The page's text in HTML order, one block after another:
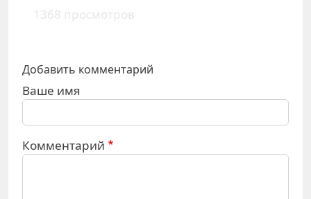
1368 просмотров
Добавить комментарий
Ваше имя
Комментарий